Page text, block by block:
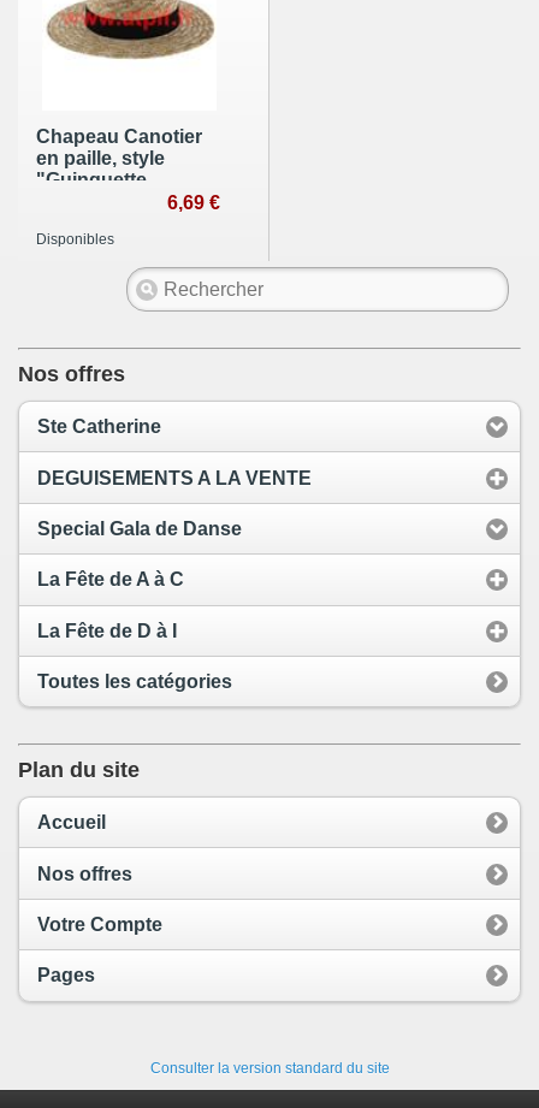
Chapeau Canotier
en paille, style
"Guinguette,
Chevalier, 1900"6,69 €
Disponibles
Nos offres
Ste Catherine
DEGUISEMENTS A LA VENTE
Special Gala de Danse
La Fête de A à C
La Fête de D à I
Toutes les catégories
Plan du site
Accueil
Nos offres
Votre Compte
Pages
Consulter la version standard du site